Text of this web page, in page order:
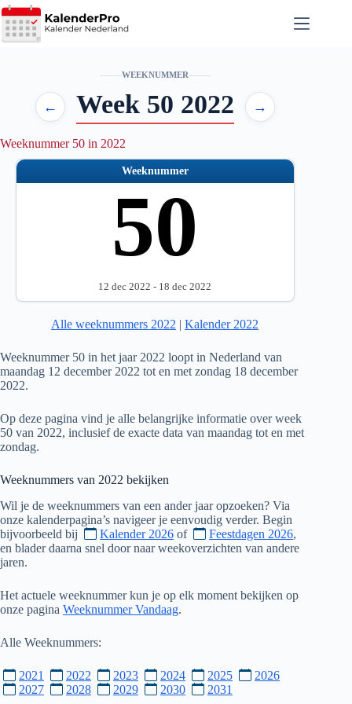
Ga
naar
de
WEEKNUMMER
← Week 50 2022 →
Weeknummer 50 in 2022
Weeknummer
50
12 dec 2022 - 18 dec 2022
Alle weeknummers 2022 |Kalender 2022
Weeknummer 50 in het jaar 2022 loopt in Nederland van
maandag 12 december 2022 tot en met zondag 18 december
2022.
Op deze pagina vind je alle belangrijke informatie over week
50 van 2022, inclusief de exacte data van maandag tot en met
zondag.
Weeknummers van 2022 bekijken
Wil je de weeknummers van een ander jaar opzoeken? Via
onze kalenderpagina’s navigeer je eenvoudig verder. Begin
bijvoorbeeld bij
Kalender 2026 of Feestdagen 2026,
en blader daarna snel door naar weekoverzichten van andere
jaren.
Het actuele weeknummer kun je op elk moment bekijken op
onze pagina Weeknummer Vandaag.
Alle Weeknummers:
2021 2022 2023 2024 2025
2026
2027
2028 2029 2030 2031